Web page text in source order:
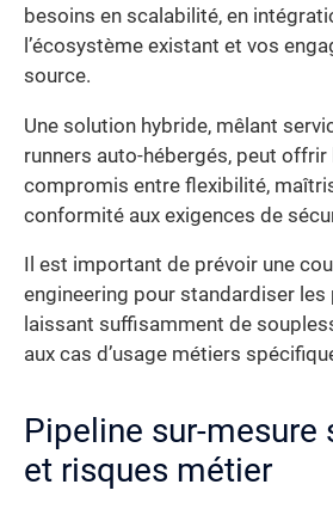
besoins en scalabilité, en
l’écosystème existant et vos
source.
Une solution hybride, mêlant
runners auto-hébergés, peut offrir
compromis entre flexibilité,
conformité aux exigences de
Il est important de prévoir une
engineering pour standardiser les
laissant suffisamment de
aux cas d’usage métiers
Pipeline sur-mesure
et risques métier